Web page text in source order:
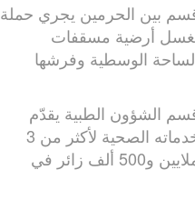
بين الحرمين يجري حملة
أرضية مسقفات
الوسطية وفرشها
الشؤون الطبية يقدّم
خدماته الصحية لأكثر من 3
ملايين و500 ألف زائر في